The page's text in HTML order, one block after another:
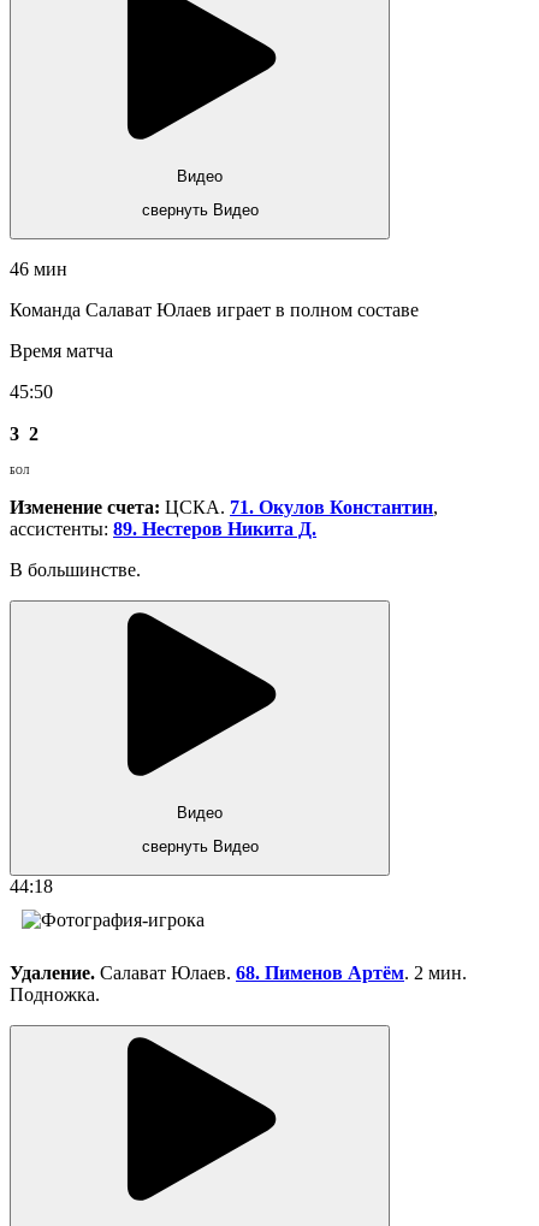
Видео
свернуть Видео
46 мин
Команда Салават Юлаев играет в полном составе
Время матча
45:50
3 2
БОЛ
Изменение счета: ЦСКА. 71. Окулов Константин,
ассистенты: 89. Нестеров Никита Д.
В большинстве.
Видео
свернуть Видео
44:18
Удаление. Салават Юлаев. 68. Пименов Артём. 2 мин.
Подножка.